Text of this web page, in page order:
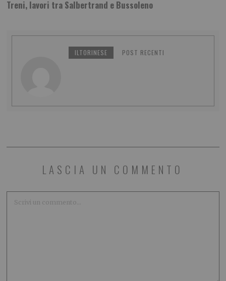
Treni, lavori tra Salbertrand e Bussoleno
ILTORINESE POST RECENTI
LASCIA UN COMMENTO